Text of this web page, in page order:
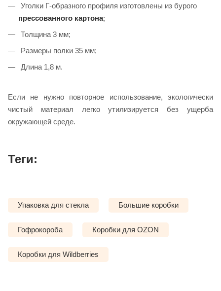
Уголки Г-образного профиля изготовлены из бурого
прессованного картона;
Толщина 3 мм;
Размеры полки 35 мм;
Длина 1,8 м.
Если не нужно повторное использование, экологически
чистый материал легко утилизируется без ущерба
окружающей среде.
Теги:
Упаковка для стекла Большие коробки
Гофрокороба Коробки для OZON
Коробки для Wildberries